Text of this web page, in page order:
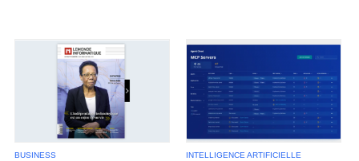
BUSINESS INTELLIGENCE ARTIFICIELLE